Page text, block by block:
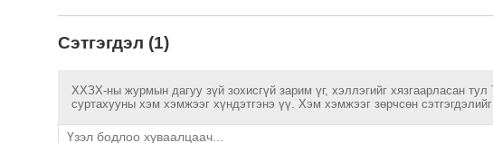
Сэтгэгдэл (1)
ХХЗХ-ны журмын дагуу зүй зохисгүй зарим үг, хэллэгийг хязгаарласан
суртахууны хэм хэмжээг хүндэтгэнэ үү. Хэм хэмжээг зөрчсөн